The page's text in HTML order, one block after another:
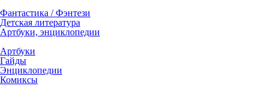
Фантастика / Фэнтези
Детская литература
Артбуки, энциклопедии
Артбуки
Гайды
Энциклопедии
Комиксы